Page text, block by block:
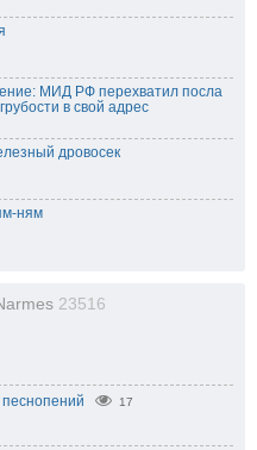
МИД РФ перехватил посла
в свой адрес
дровосек
ням
23516
17